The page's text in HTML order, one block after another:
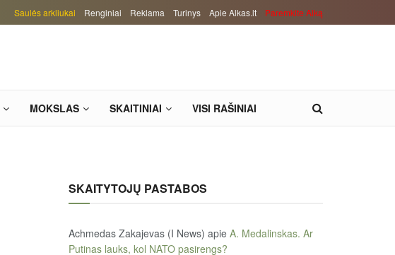
Saulės arkliukai Renginiai Reklama Turinys Apie Alkas.lt Paremkite Alką
MOKSLAS SKAITINIAI VISI RAŠINIAI
SKAITYTOJŲ PASTABOS
Achmedas Zakajevas (I News) apie A. Medalinskas. Ar
Putinas lauks, kol NATO pasirengs?